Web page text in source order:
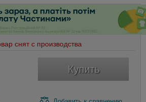
снят с производства
Купить